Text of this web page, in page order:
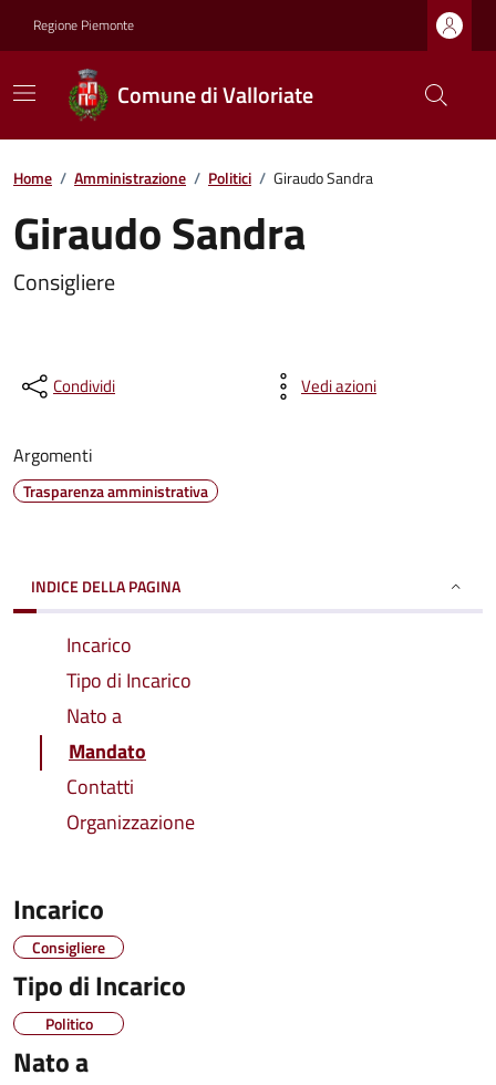
Regione Piemonte
Comune di Valloriate
Home / Amministrazione / Politici / Giraudo Sandra
Giraudo Sandra
Consigliere
Condividi Vedi azioni
Argomenti
Trasparenza amministrativa
INDICE DELLA PAGINA
Incarico
Tipo di Incarico
Nato a
Mandato
Contatti
Organizzazione
Incarico
Consigliere
Tipo di Incarico
Politico
Nato a